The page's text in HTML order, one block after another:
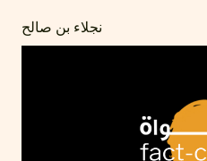
نجلاء بن صالح